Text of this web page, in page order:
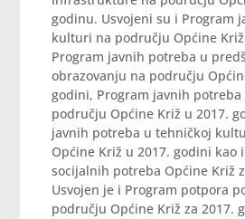
godinu. Usvojeni su i Program
kulturi na području Općine
Program javnih potreba u
obrazovanju na području
godini, Program javnih
području Općine Križ u 2017.
javnih potreba u tehničkoj
Općine Križ u 2017. godini kao
socijalnih potreba Općine Križ
Usvojen je i Program potpora
području Općine Križ za 2017.